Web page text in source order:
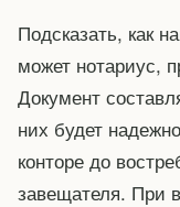
Подсказать, как
может нотариус,
Документ
них будет
конторе до
завещателя. При